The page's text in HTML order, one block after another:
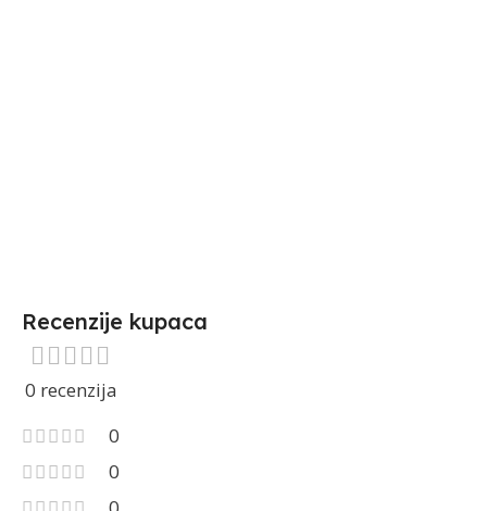
Recenzije kupaca
0 recenzija
0
0